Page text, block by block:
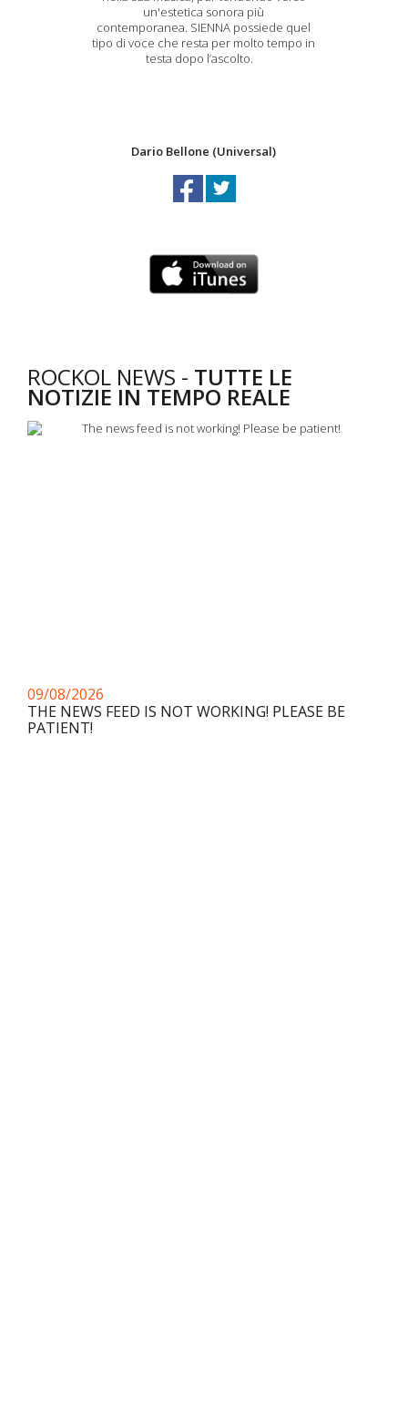
un'estetica sonora più
contemporanea. SIENNA possiede quel
tipo di voce che resta per molto tempo in
testa dopo l’ascolto.
Dario Bellone (Universal)
ROCKOL NEWS - TUTTE LE
NOTIZIE IN TEMPO REALE
09/08/2026
THE NEWS FEED IS NOT WORKING! PLEASE BE
PATIENT!